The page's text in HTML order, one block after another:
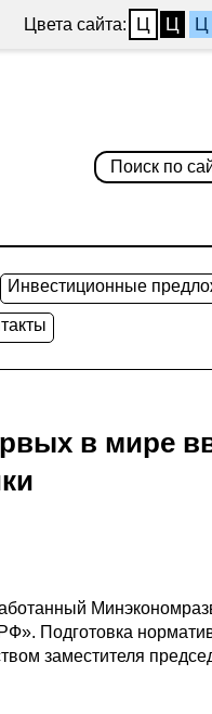
Цвета сайта: Ц Ц Ц
Инвестиционные
в мире
Подготовка
заместителя